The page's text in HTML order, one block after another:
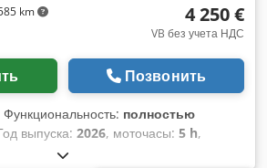
km 4 250 €
VB без учета НДС
Позвонить
Функциональность: полностью
выпуска: 2026, моточасы: 5 h,
, высота подъема: